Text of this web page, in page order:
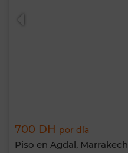
700 DH por día
Piso en Agdal, Marrakech